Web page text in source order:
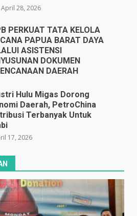
April 28, 2026
PERKUAT TATA KELOLA
PAPUA BARAT DAYA
ASISTENSI
DOKUMEN
DAERAH
Hulu Migas Dorong
Daerah, PetroChina
Terbanyak Untuk
17, 2026